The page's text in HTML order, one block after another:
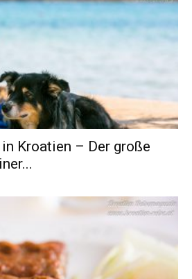
Kroatien – Der große